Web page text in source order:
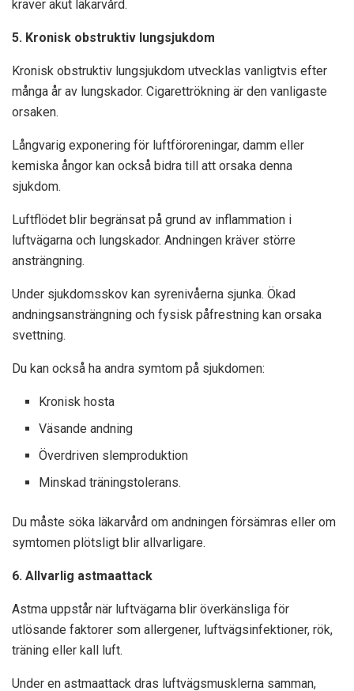
kräver akut läkarvård.
5. Kronisk obstruktiv lungsjukdom
Kronisk obstruktiv lungsjukdom utvecklas vanligtvis efter
många år av lungskador. Cigarettrökning är den vanligaste
orsaken.
Långvarig exponering för luftföroreningar, damm eller
kemiska ångor kan också bidra till att orsaka denna
sjukdom.
Luftflödet blir begränsat på grund av inflammation i
luftvägarna och lungskador. Andningen kräver större
ansträngning.
Under sjukdomsskov kan syrenivåerna sjunka. Ökad
andningsansträngning och fysisk påfrestning kan orsaka
svettning.
Du kan också ha andra symtom på sjukdomen:
Kronisk hosta
Väsande andning
Överdriven slemproduktion
Minskad träningstolerans.
Du måste söka läkarvård om andningen försämras eller om
symtomen plötsligt blir allvarligare.
6. Allvarlig astmaattack
Astma uppstår när luftvägarna blir överkänsliga för
utlösande faktorer som allergener, luftvägsinfektioner, rök,
träning eller kall luft.
Under en astmaattack dras luftvägsmusklerna samman,